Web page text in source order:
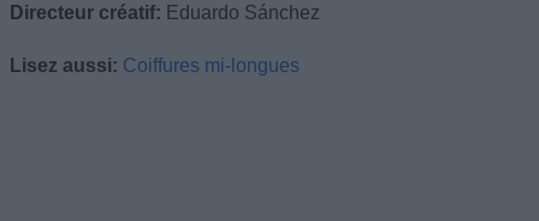
Directeur créatif: Eduardo Sánchez
Lisez aussi: Coiffures mi-longues